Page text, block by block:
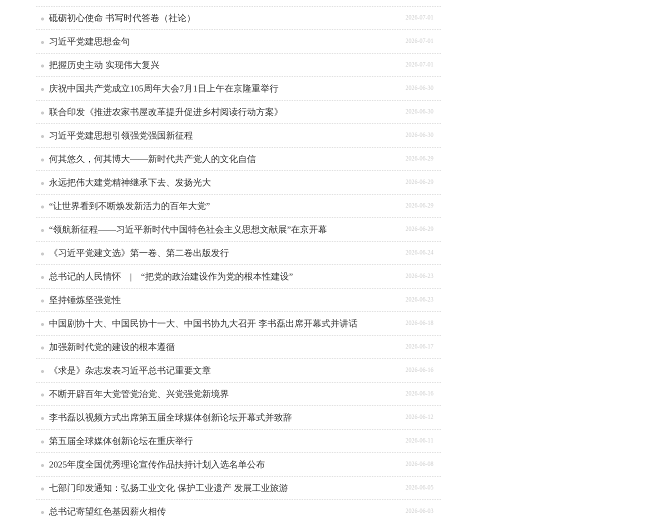
2026-07-01
砥砺初心使命 书写时代答卷（社论）
2026-07-01
习近平党建思想金句
2026-07-01
把握历史主动 实现伟大复兴
2026-06-30
庆祝中国共产党成立105周年大会7月1日上午在京隆重举行
2026-06-30
联合印发《推进农家书屋改革提升促进乡村阅读行动方案》
2026-06-30
习近平党建思想引领强党强国新征程
2026-06-29
何其悠久，何其博大——新时代共产党人的文化自信
2026-06-29
永远把伟大建党精神继承下去、发扬光大
2026-06-29
“让世界看到不断焕发新活力的百年大党”
2026-06-29
“领航新征程——习近平新时代中国特色社会主义思想文献展”在京开幕
2026-06-24
《习近平党建文选》第一卷、第二卷出版发行
2026-06-23
总书记的人民情怀 | “把党的政治建设作为党的根本性建设”
2026-06-23
坚持锤炼坚强党性
2026-06-18
中国剧协十大、中国民协十一大、中国书协九大召开 李书磊出席开幕式并讲话
2026-06-17
加强新时代党的建设的根本遵循
2026-06-16
《求是》杂志发表习近平总书记重要文章
2026-06-16
不断开辟百年大党管党治党、兴党强党新境界
2026-06-12
李书磊以视频方式出席第五届全球媒体创新论坛开幕式并致辞
2026-06-11
第五届全球媒体创新论坛在重庆举行
2026-06-08
2025年度全国优秀理论宣传作品扶持计划入选名单公布
2026-06-05
七部门印发通知：弘扬工业文化 保护工业遗产 发展工业旅游
2026-06-03
总书记寄望红色基因薪火相传